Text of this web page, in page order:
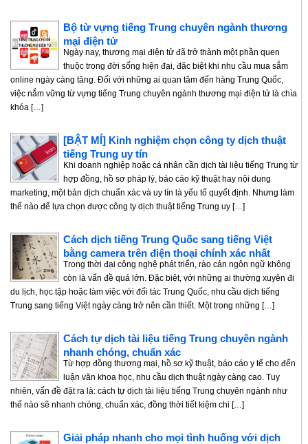
Bộ từ vựng tiếng Trung chuyên ngành thương
mại điện tử
Ngày nay, thương mại điện tử đã trở thành một phần quen
thuộc trong đời sống hiện đại, đặc biệt khi nhu cầu mua sắm
online ngày càng tăng. Đối với những ai quan tâm đến hàng Trung Quốc,
việc nắm vững từ vựng tiếng Trung chuyên ngành thương mại điện tử là chìa
khóa […]
[BẬT MÍ] Kinh nghiệm chọn công ty dịch thuật
tiếng Trung uy tín
Khi doanh nghiệp hoặc cá nhân cần dịch tài liệu tiếng Trung từ
hợp đồng, hồ sơ pháp lý, báo cáo kỹ thuật hay nội dung
marketing, một bản dịch chuẩn xác và uy tín là yếu tố quyết định. Nhưng làm
thế nào để lựa chọn được công ty dịch thuật tiếng Trung uy […]
Cách dịch tiếng Trung Quốc sang tiếng Việt
bằng camera trên điện thoại chính xác nhất
Trong thời đại công nghệ phát triển, rào cản ngôn ngữ không
còn là vấn đề quá lớn. Đặc biệt, với những ai thường xuyên đi
du lịch, học tập hoặc làm việc với đối tác Trung Quốc, nhu cầu dịch tiếng
Trung sang tiếng Việt ngày càng trở nên cần thiết. Một trong những […]
Cách tự dịch tài liệu tiếng Trung chuyên ngành
nhanh chóng, chuẩn xác
Từ hợp đồng thương mại, hồ sơ kỹ thuật, báo cáo y tế cho đến
luận văn khoa học, nhu cầu dịch thuật ngày càng cao. Tuy
nhiên, vấn đề đặt ra là: cách tự dịch tài liệu tiếng Trung chuyên ngành như
thế nào sẽ nhanh chóng, chuẩn xác, đồng thời tiết kiệm chi […]
Giải pháp nhanh cho mọi tình huống với dịch